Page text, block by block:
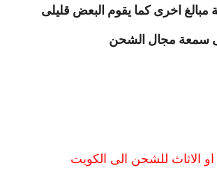
مبالغ اخرى كما يقوم البعض قليلى
سمعة مجال الشحن
الاثاث للشحن الى الكويت